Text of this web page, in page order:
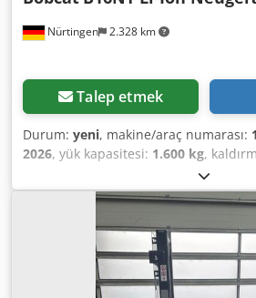
Nürtingen 2.328 km
Talep etmek
Durum: yeni, makine/araç numarası:
2026, yük kapasitesi: 1.600 kg,
1.484 mm
yakıt türü:elektrikli, direk tipi:triplex
, batarya voltajı:51,2 V,
, ön lastik ölçüsü:18x7-8
lastik boyutu:16x6-8 non marking,
, 5174830 Dodpfx Aozfd Dzokaokr
000013 Akü Detayları: 51,2V 277Ah